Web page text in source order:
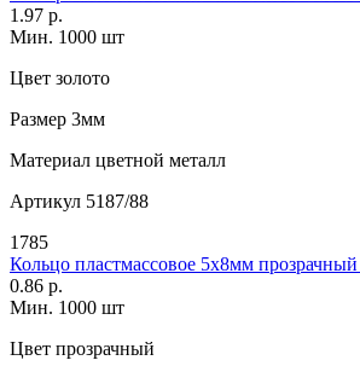
1.97 р.
Мин. 1000 шт
Цвет золото
Размер 3мм
Материал цветной металл
Артикул 5187/88
1785
Кольцо пластмассовое 5х8мм
0.86 р.
Мин. 1000 шт
Цвет прозрачный